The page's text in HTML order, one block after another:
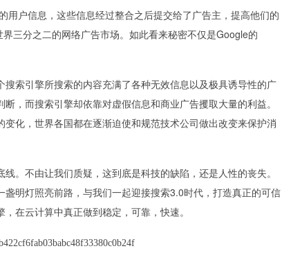
用户信息，这些信息经过整合之后提交给了广告主，提高他们的
三分之二的网络广告市场。如此看来秘密不仅是Google的
索引擎所搜索的内容充满了各种无效信息以及极具诱导性的广
，而搜索引擎却依靠对虚假信息和商业广告攫取大量的利益。
化，世界各国都在逐渐迫使和规范技术公司做出改变来保护消
。不由让我们质疑，这到底是科技的缺陷，还是人性的丧失。
明灯照亮前路，与我们一起迎接搜索3.0时代，打造真正的可信
在云计算中真正做到稳定，可靠，快速。